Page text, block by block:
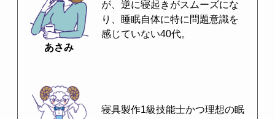
あさみ
が、逆に寝起きがスムーズにな
り、睡眠自体に特に問題意識を
感じていない40代。
寝具製作1級技能士かつ理想の眠